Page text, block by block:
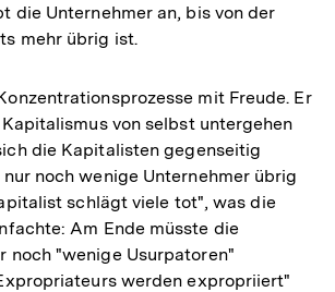
die Unternehmer an, bis von der
mehr übrig ist.
mit Freude. Er
von selbst untergehen
die Kapitalisten gegenseitig
noch wenige Unternehmer übrig
schlägt viele tot", was die
Am Ende müsste die
noch "wenige Usurpatoren"
werden expropriiert"